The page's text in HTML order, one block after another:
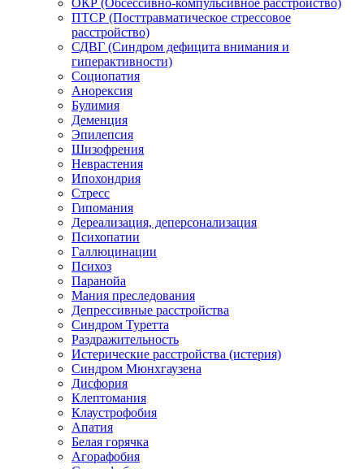
ОКР (Обсессивно-компульсивное расстройство)
ПТСР (Посттравматическое стрессовое
расстройство)
СДВГ (Синдром дефицита внимания и
гиперактивности)
Социопатия
Анорексия
Булимия
Деменция
Эпилепсия
Шизофрения
Неврастения
Ипохондрия
Стресс
Гипомания
Дереализация, деперсонализация
Психопатии
Галлюцинации
Психоз
Паранойа
Мания преследования
Депрессивные расстройства
Синдром Туретта
Раздражительность
Истерические расстройства (истерия)
Синдром Мюнхгаузена
Дисфория
Клептомания
Клаустрофобия
Апатия
Белая горячка
Агорафобия